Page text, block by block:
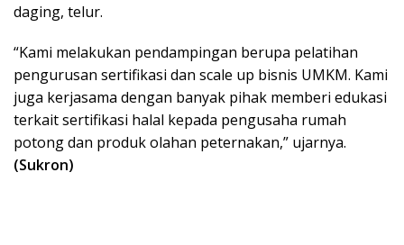
daging, telur.
“Kami melakukan pendampingan berupa pelatihan
pengurusan sertifikasi dan scale up bisnis UMKM. Kami
juga kerjasama dengan banyak pihak memberi edukasi
terkait sertifikasi halal kepada pengusaha rumah
potong dan produk olahan peternakan,” ujarnya.
(Sukron)